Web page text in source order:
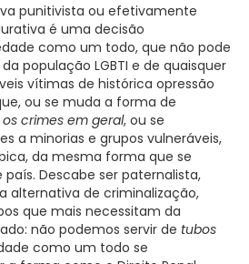
punitivista ou efetivamente
é uma decisão
como um todo, que não pode
população LGBTI e de quaisquer
vítimas de histórica opressão
ou se muda a forma de
os crimes em geral, ou se
a minorias e grupos vulneráveis,
da mesma forma que se
Descabe ser paternalista,
alternativa de criminalização,
que mais necessitam da
não podemos servir de tubos
como um todo se